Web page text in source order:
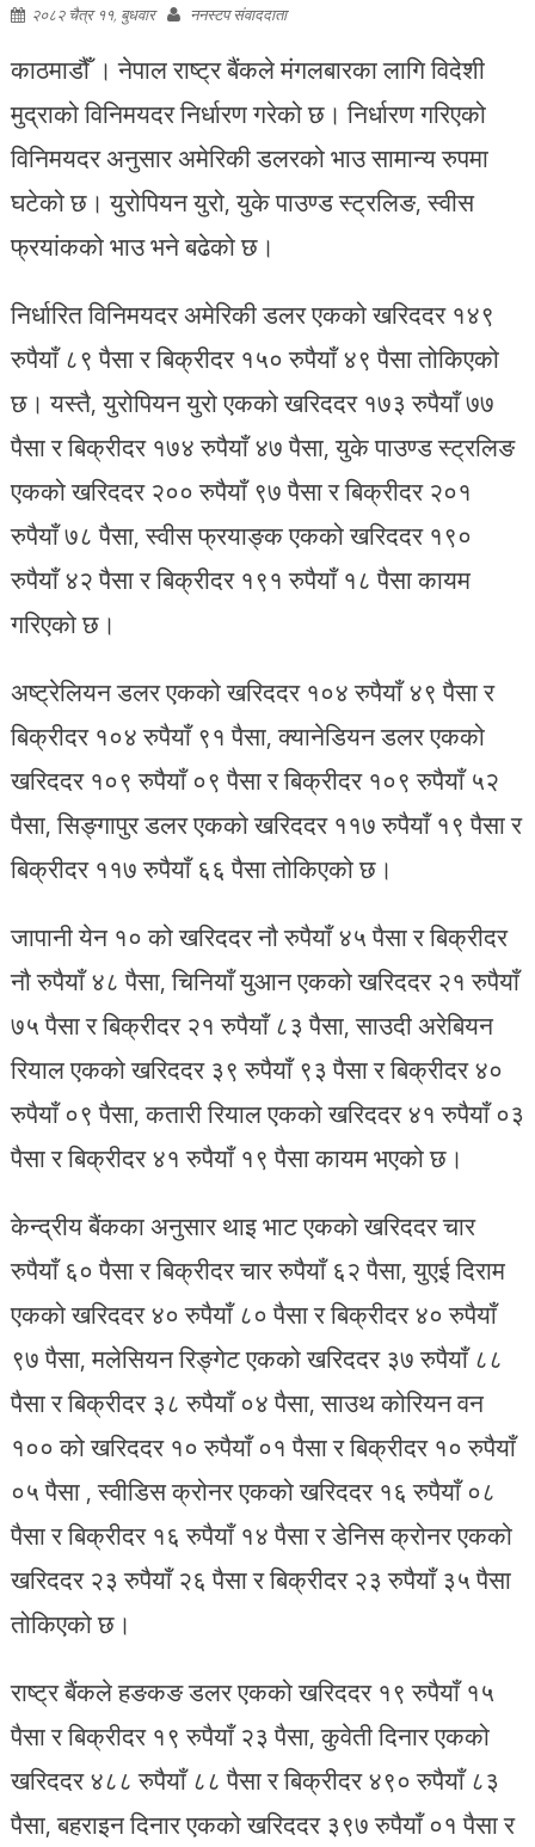
२०८२ चैत्र ११, बुधवार ननस्टप संवाददाता
काठमाडौँ । नेपाल राष्ट्र बैंकले मंगलबारका लागि विदेशी
मुद्राको विनिमयदर निर्धारण गरेको छ। निर्धारण गरिएको
विनिमयदर अनुसार अमेरिकी डलरको भाउ सामान्य रुपमा
घटेको छ। युरोपियन युरो, युके पाउण्ड स्ट्रलिङ, स्वीस
फ्रयांकको भाउ भने बढेको छ।
निर्धारित विनिमयदर अमेरिकी डलर एकको खरिददर १४९
रुपैयाँ ८९ पैसा र बिक्रीदर १५० रुपैयाँ ४९ पैसा तोकिएको
छ। यस्तै, युरोपियन युरो एकको खरिददर १७३ रुपैयाँ ७७
पैसा र बिक्रीदर १७४ रुपैयाँ ४७ पैसा, युके पाउण्ड स्ट्रलिङ
एकको खरिददर २०० रुपैयाँ ९७ पैसा र बिक्रीदर २०१
रुपैयाँ ७८ पैसा, स्वीस फ्रयाङ्क एकको खरिददर १९०
रुपैयाँ ४२ पैसा र बिक्रीदर १९१ रुपैयाँ १८ पैसा कायम
गरिएको छ।
अष्ट्रेलियन डलर एकको खरिददर १०४ रुपैयाँ ४९ पैसा र
बिक्रीदर १०४ रुपैयाँ ९१ पैसा, क्यानेडियन डलर एकको
खरिददर १०९ रुपैयाँ ०९ पैसा र बिक्रीदर १०९ रुपैयाँ ५२
पैसा, सिङ्गापुर डलर एकको खरिददर ११७ रुपैयाँ १९ पैसा र
बिक्रीदर ११७ रुपैयाँ ६६ पैसा तोकिएको छ।
जापानी येन १० को खरिददर नौ रुपैयाँ ४५ पैसा र बिक्रीदर
नौ रुपैयाँ ४८ पैसा, चिनियाँ युआन एकको खरिददर २१ रुपैयाँ
७५ पैसा र बिक्रीदर २१ रुपैयाँ ८३ पैसा, साउदी अरेबियन
रियाल एकको खरिददर ३९ रुपैयाँ ९३ पैसा र बिक्रीदर ४०
रुपैयाँ ०९ पैसा, कतारी रियाल एकको खरिददर ४१ रुपैयाँ ०३
पैसा र बिक्रीदर ४१ रुपैयाँ १९ पैसा कायम भएको छ।
केन्द्रीय बैंकका अनुसार थाइ भाट एकको खरिददर चार
रुपैयाँ ६० पैसा र बिक्रीदर चार रुपैयाँ ६२ पैसा, युएई दिराम
एकको खरिददर ४० रुपैयाँ ८० पैसा र बिक्रीदर ४० रुपैयाँ
९७ पैसा, मलेसियन रिङ्गेट एकको खरिददर ३७ रुपैयाँ ८८
पैसा र बिक्रीदर ३८ रुपैयाँ ०४ पैसा, साउथ कोरियन वन
१०० को खरिददर १० रुपैयाँ ०१ पैसा र बिक्रीदर १० रुपैयाँ
०५ पैसा , स्वीडिस क्रोनर एकको खरिददर १६ रुपैयाँ ०८
पैसा र बिक्रीदर १६ रुपैयाँ १४ पैसा र डेनिस क्रोनर एकको
खरिददर २३ रुपैयाँ २६ पैसा र बिक्रीदर २३ रुपैयाँ ३५ पैसा
तोकिएको छ।
राष्ट्र बैंकले हङकङ डलर एकको खरिददर १९ रुपैयाँ १५
पैसा र बिक्रीदर १९ रुपैयाँ २३ पैसा, कुवेती दिनार एकको
खरिददर ४८८ रुपैयाँ ८८ पैसा र बिक्रीदर ४९० रुपैयाँ ८३
पैसा, बहराइन दिनार एकको खरिददर ३९७ रुपैयाँ ०१ पैसा र